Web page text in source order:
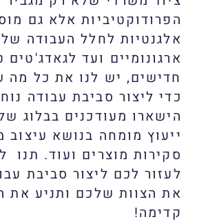
הפרודוקטיביות אלא גם
אלגנטיות לחלל העבודה
ארגונומיים ועד לגאדג'טים
חדישים, יש לנו את כל מה
כדי ליצור סביבת עבודה
הישארו מעודכנים בבלוג
ייעוץ מומחה בנושא עיצוב
סקירות מוצרים ועוד. תנו
לעזור לכם ליצור סביבת
את הצוות שלכם ותניע
קדימה!